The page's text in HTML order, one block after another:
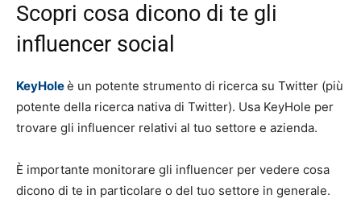
Scopri cosa dicono di te gli
influencer social
KeyHoleè un potente strumento di ricerca su Twitter (più
potente della ricerca nativa di Twitter). Usa KeyHole per
trovare gli influencer relativi al tuo settore e azienda.
È importante monitorare gli influencer per vedere cosa
dicono di te in particolare o del tuo settore in generale.